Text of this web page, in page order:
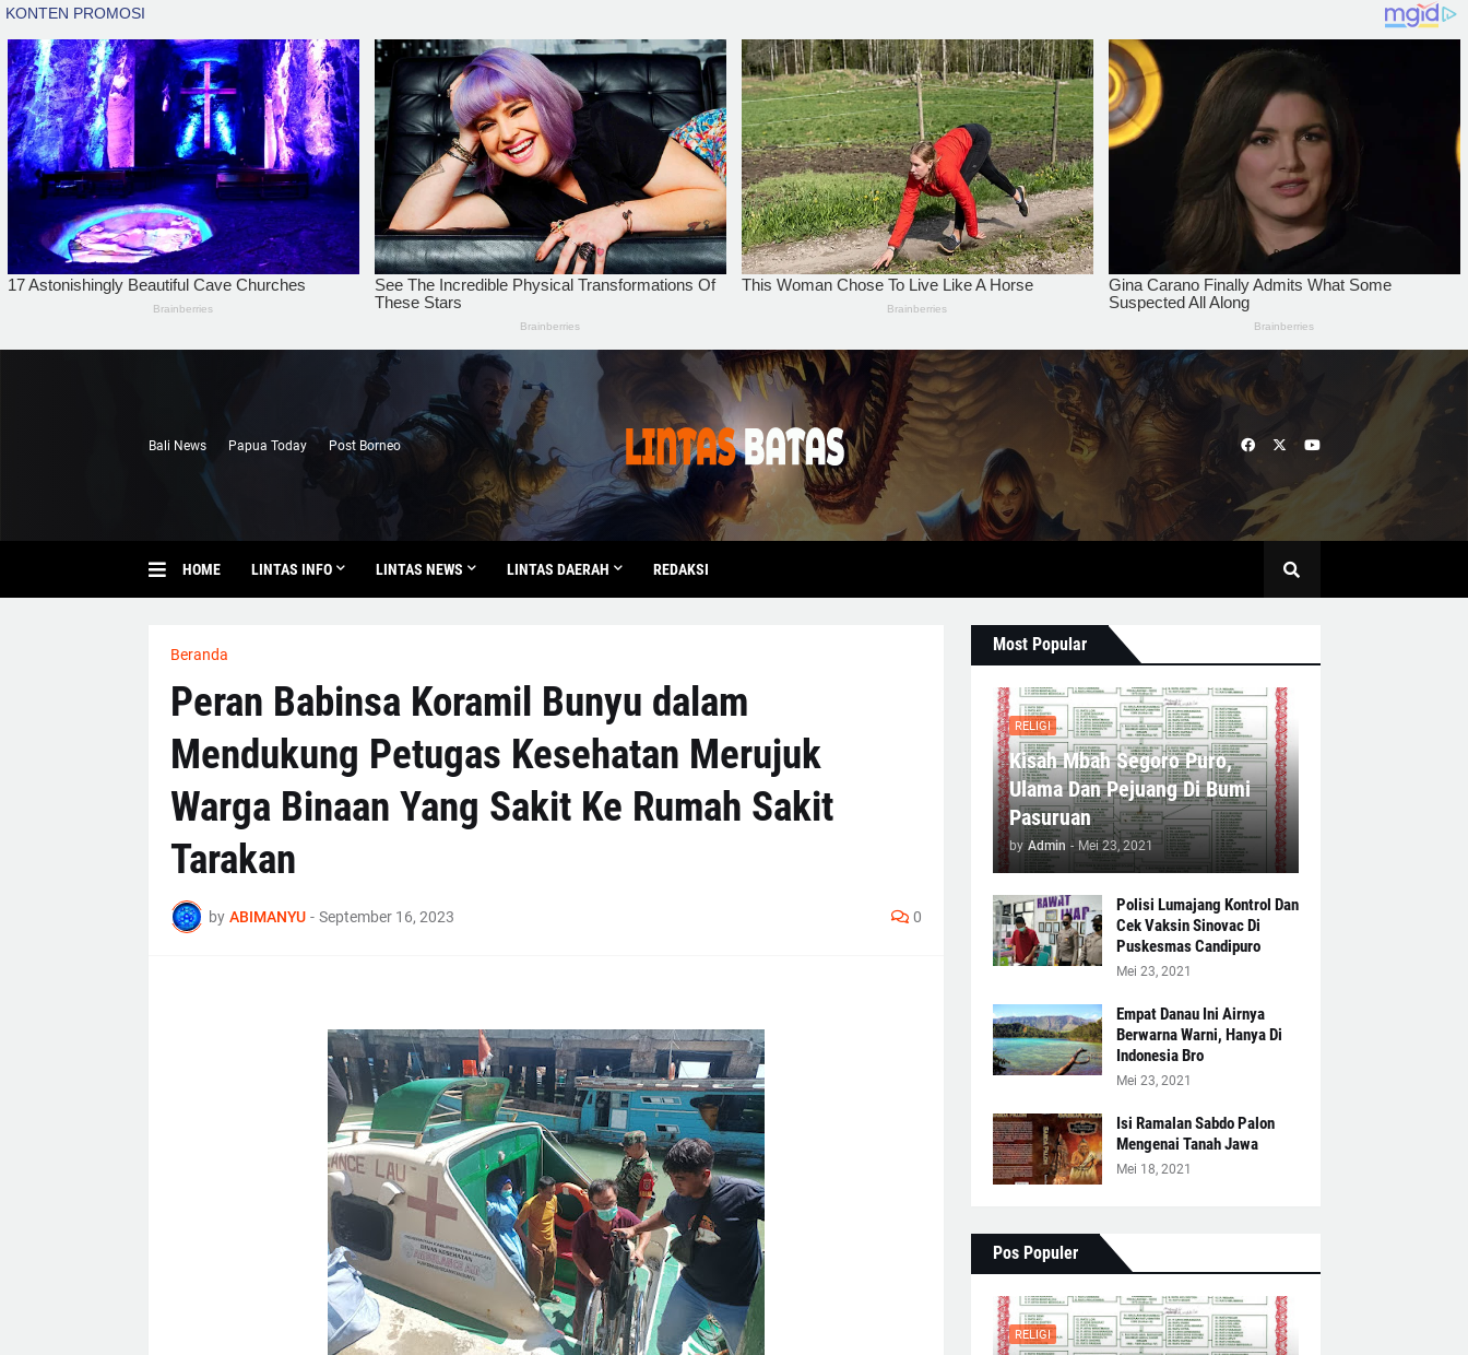
Bali News Papua Today Post Borneo
HOME LINTAS INFO LINTAS NEWS LINTAS DAERAH REDAKSI
Beranda
Peran Babinsa Koramil Bunyu dalam
Mendukung Petugas Kesehatan Merujuk
Warga Binaan Yang Sakit Ke Rumah Sakit
Tarakan
by ABIMANYU - September 16, 2023 0
Most Popular
RELIGI
Kisah Mbah Segoro Puro,
Ulama Dan Pejuang Di Bumi
Pasuruan
by Admin - Mei 23, 2021
Polisi Lumajang Kontrol Dan
Cek Vaksin Sinovac Di
Puskesmas Candipuro
Mei 23, 2021
Empat Danau Ini Airnya
Berwarna Warni, Hanya Di
Indonesia Bro
Mei 23, 2021
Isi Ramalan Sabdo Palon
Mengenai Tanah Jawa
Mei 18, 2021
Pos Populer
RELIGI